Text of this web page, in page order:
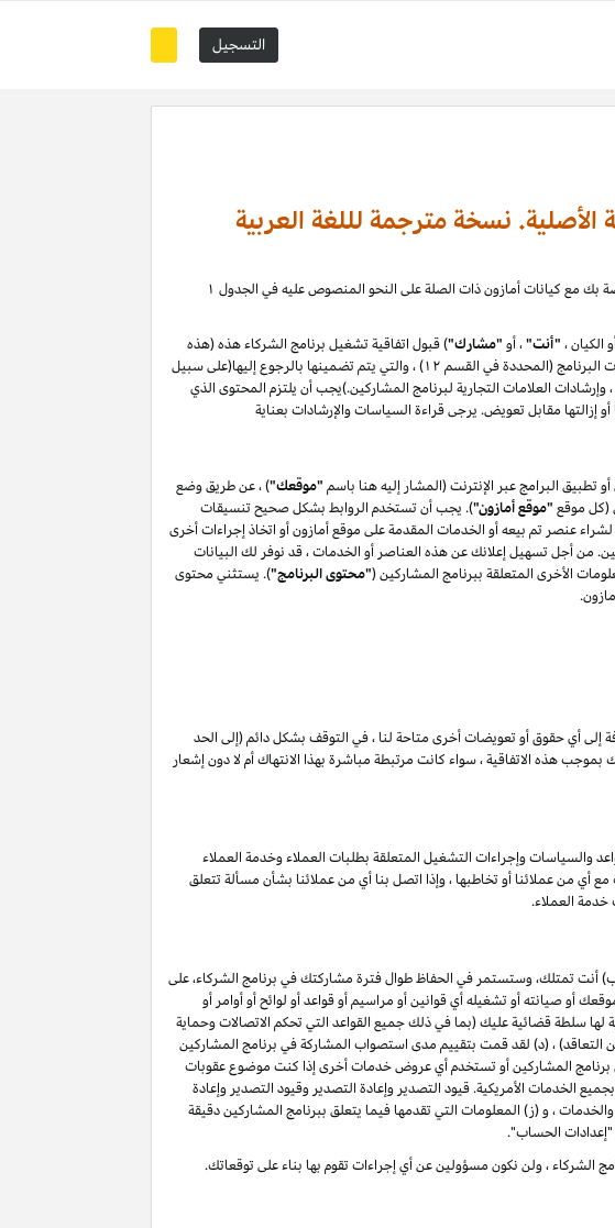
التسجيل
نسخة مترجمة لللغة العربية
) ، حيث يمكنك إدارة علاقة التسويق بالعمولة الخاصة بك مع كيانات أمازون ذات الصلة على النحو المنصوص عليه في الجدول ۱
، "أنت"، أو "مشارك") قبول اتفاقية تشغيل برنامج الشركاء هذه (هذه
"الاتفاقية") دون تغيير. من خلال التسجيل في موقع المشاركين أو استخدامه ، فإنك توافق على هذه الاتفاقية ، بما في ذلك سياسات البرنامج (المحددة في القسم ۱۲) ، والتي يتم تضمينها بالرجوع إليها(على سبيل
العلامات التجارية لبرنامج المشاركين.)يجب أن يلتزم المحتوى الذي
البرامج عبر الإنترنت (المشار إليه هنا باسم "موقعك") ، عن طريق وضع
"موقع أمازون"). يجب أن تستخدم الروابط بشكل صحيح تنسيقات
لشراء عنصر تم بيعه أو الخدمات المقدمة على موقع أمازون أو اتخاذ إجراءات أخرى
أجل تسهيل إعلانك عن هذه العناصر أو الخدمات ، قد نوفر لك البيانات
الأخرى المتعلقة ببرنامج المشاركين ("محتوى البرنامج"). يستثني محتوى
إلى أي حقوق أو تعويضات أخرى متاحة لنا ، في التوقف بشكل دائم (إلى الحد
هذه الاتفاقية ، سواء كانت مرتبطة مباشرة بهذا الانتهاك أم لا دون إشعار
والسياسات وإجراءات التشغيل المتعلقة بطلبات العملاء وخدمة العملاء
من عملائنا أو تخاطبها ، وإذا اتصل بنا أي من عملائنا بشأن مسألة تتعلق
خدمة العملاء.
أنت تمتلك، وستستمر في الحفاظ طوال فترة مشاركتك في برنامج الشركاء، على
أو صيانته أو تشغيله أي قوانين أو مراسيم أو قواعد أو لوائح أو أوامر أو
لها سلطة قضائية عليك (بما في ذلك جميع القواعد التي تحكم الاتصالات وحماية
التعاقد) ، (د) لقد قمت بتقييم مدى استصواب المشاركة في برنامج المشاركين
المشاركين أو تستخدم أي عروض خدمات أخرى إذا كنت موضوع عقوبات
الخدمات الأمريكية. قيود التصدير وإعادة التصدير وقيود التصدير وإعادة
، و (ز) المعلومات التي تقدمها فيما يتعلق ببرنامج المشاركين دقيقة
الحساب".
الشركاء ، ولن نكون مسؤولين عن أي إجراءات تقوم بها بناء على توقعاتك.